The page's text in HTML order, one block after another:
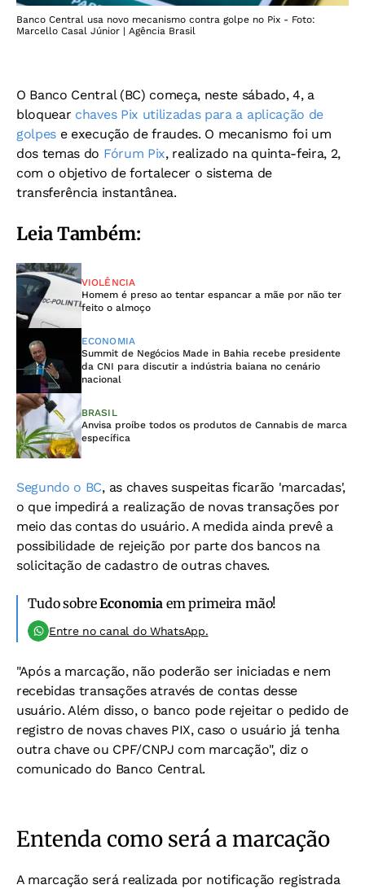
Banco Central usa novo mecanismo contra golpe no Pix - Foto:
Marcello Casal Júnior | Agência Brasil
O Banco Central (BC) começa, neste sábado, 4, a
bloquear chaves Pix utilizadas para a aplicação de
golpes e execução de fraudes. O mecanismo foi um
dos temas do Fórum Pix, realizado na quinta-feira, 2,
com o objetivo de fortalecer o sistema de
transferência instantânea.
Leia Também:
VIOLÊNCIA
Homem é preso ao tentar espancar a mãe por não ter
feito o almoço
ECONOMIA
Summit de Negócios Made in Bahia recebe presidente
da CNI para discutir a indústria baiana no cenário
nacional
BRASIL
Anvisa proíbe todos os produtos de Cannabis de marca
específica
Segundo o BC, as chaves suspeitas ficarão 'marcadas',
o que impedirá a realização de novas transações por
meio das contas do usuário. A medida ainda prevê a
possibilidade de rejeição por parte dos bancos na
solicitação de cadastro de outras chaves.
Tudo sobreEconomiaem primeira mão!
Entre no canal do WhatsApp.
"Após a marcação, não poderão ser iniciadas e nem
recebidas transações através de contas desse
usuário. Além disso, o banco pode rejeitar o pedido de
registro de novas chaves PIX, caso o usuário já tenha
outra chave ou CPF/CNPJ com marcação", diz o
comunicado do Banco Central.
Entenda como será a marcação
A marcação será realizada por notificação registrada